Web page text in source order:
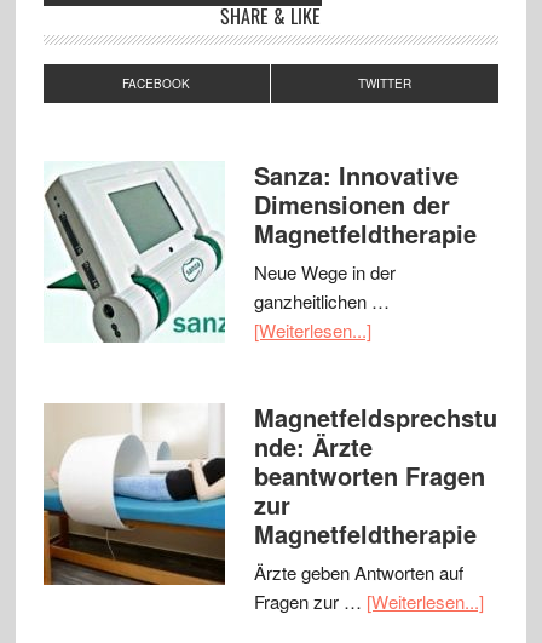
SHARE & LIKE
FACEBOOK TWITTER
Sanza: Innovative
Dimensionen der
Magnetfeldtherapie
Neue Wege in der
ganzheitlichen …
[Weiterlesen...]
Magnetfeldsprechstu
nde: Ärzte
beantworten Fragen
zur
Magnetfeldtherapie
Ärzte geben Antworten auf
Fragen zur … [Weiterlesen...]